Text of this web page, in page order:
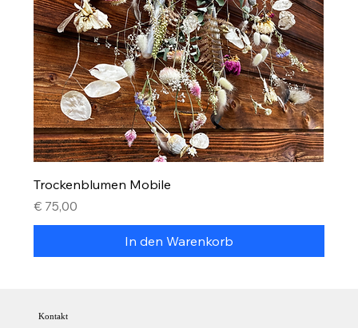
Trockenblumen Mobile
Preis
€ 75,00
In den Warenkorb
Kontakt